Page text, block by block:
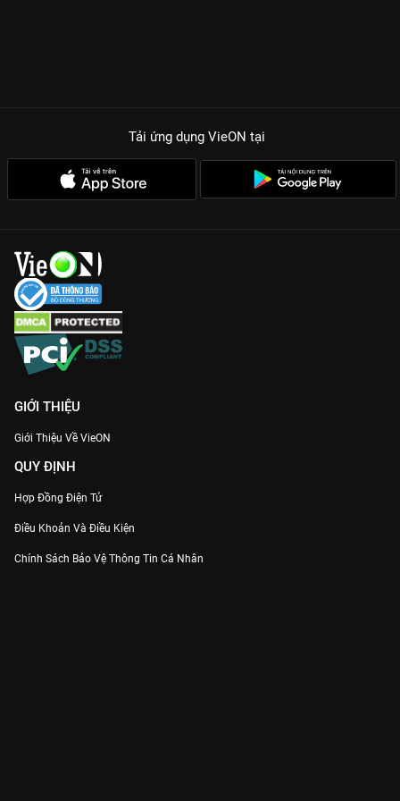
Tải ứng dụng VieON tại
GIỚI THIỆU
Giới Thiệu Về VieON
QUY ĐỊNH
Hợp Đồng Điện Tử
Điều Khoản Và Điều Kiện
Chính Sách Bảo Vệ Thông Tin Cá Nhân